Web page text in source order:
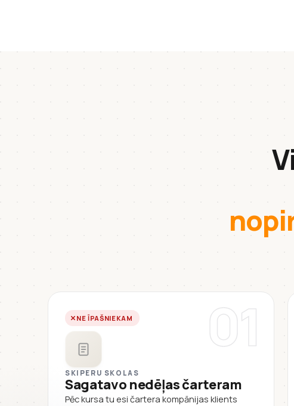
01
NE ĪPAŠNIEKAM
SKIPERU SKOLAS
Sagatavo nedēļas čarteram
Pēc kursa tu esi čartera kompānijas klients